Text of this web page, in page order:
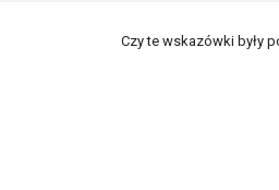
Czy te wskazówki były